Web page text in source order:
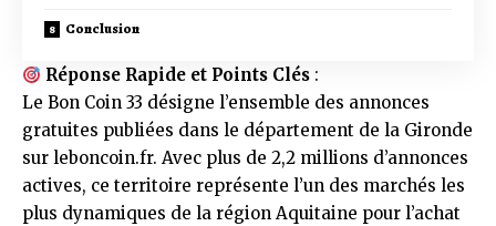
Conclusion
Réponse Rapide et Points Clés :
Le Bon Coin 33 désigne l’ensemble des annonces
gratuites publiées dans le département de la Gironde
sur leboncoin.fr. Avec plus de 2,2 millions d’annonces
actives, ce territoire représente l’un des marchés les
plus dynamiques de la région Aquitaine pour l’achat